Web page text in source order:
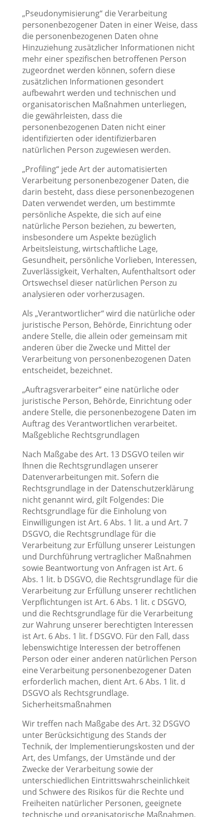
„Pseudonymisierung“ die Verarbeitung
personenbezogener Daten in einer Weise, dass
die personenbezogenen Daten ohne
Hinzuziehung zusätzlicher Informationen nicht
mehr einer spezifischen betroffenen Person
zugeordnet werden können, sofern diese
zusätzlichen Informationen gesondert
aufbewahrt werden und technischen und
organisatorischen Maßnahmen unterliegen,
die gewährleisten, dass die
personenbezogenen Daten nicht einer
identifizierten oder identifizierbaren
natürlichen Person zugewiesen werden.
„Profiling“ jede Art der automatisierten
Verarbeitung personenbezogener Daten, die
darin besteht, dass diese personenbezogenen
Daten verwendet werden, um bestimmte
persönliche Aspekte, die sich auf eine
natürliche Person beziehen, zu bewerten,
insbesondere um Aspekte bezüglich
Arbeitsleistung, wirtschaftliche Lage,
Gesundheit, persönliche Vorlieben, Interessen,
Zuverlässigkeit, Verhalten, Aufenthaltsort oder
Ortswechsel dieser natürlichen Person zu
analysieren oder vorherzusagen.
Als „Verantwortlicher“ wird die natürliche oder
juristische Person, Behörde, Einrichtung oder
andere Stelle, die allein oder gemeinsam mit
anderen über die Zwecke und Mittel der
Verarbeitung von personenbezogenen Daten
entscheidet, bezeichnet.
„Auftragsverarbeiter“ eine natürliche oder
juristische Person, Behörde, Einrichtung oder
andere Stelle, die personenbezogene Daten im
Auftrag des Verantwortlichen verarbeitet.
Maßgebliche Rechtsgrundlagen
Nach Maßgabe des Art. 13 DSGVO teilen wir
Ihnen die Rechtsgrundlagen unserer
Datenverarbeitungen mit. Sofern die
Rechtsgrundlage in der Datenschutzerklärung
nicht genannt wird, gilt Folgendes: Die
Rechtsgrundlage für die Einholung von
Einwilligungen ist Art. 6 Abs. 1 lit. a und Art. 7
DSGVO, die Rechtsgrundlage für die
Verarbeitung zur Erfüllung unserer Leistungen
und Durchführung vertraglicher Maßnahmen
sowie Beantwortung von Anfragen ist Art. 6
Abs. 1 lit. b DSGVO, die Rechtsgrundlage für die
Verarbeitung zur Erfüllung unserer rechtlichen
Verpflichtungen ist Art. 6 Abs. 1 lit. c DSGVO,
und die Rechtsgrundlage für die Verarbeitung
zur Wahrung unserer berechtigten Interessen
ist Art. 6 Abs. 1 lit. f DSGVO. Für den Fall, dass
lebenswichtige Interessen der betroffenen
Person oder einer anderen natürlichen Person
eine Verarbeitung personenbezogener Daten
erforderlich machen, dient Art. 6 Abs. 1 lit. d
DSGVO als Rechtsgrundlage.
Sicherheitsmaßnahmen
Wir treffen nach Maßgabe des Art. 32 DSGVO
unter Berücksichtigung des Stands der
Technik, der Implementierungskosten und der
Art, des Umfangs, der Umstände und der
Zwecke der Verarbeitung sowie der
unterschiedlichen Eintrittswahrscheinlichkeit
und Schwere des Risikos für die Rechte und
Freiheiten natürlicher Personen, geeignete
technische und organisatorische Maßnahmen,